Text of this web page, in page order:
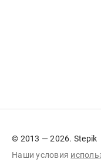
© 2013 — 2026. Stepik
Наши условия